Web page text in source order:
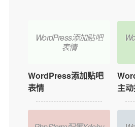
WordPress添加贴吧
表情
WordPress添加贴吧
表情
主